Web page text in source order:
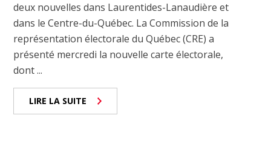
deux nouvelles dans Laurentides-Lanaudière et
dans le Centre-du-Québec. La Commission de la
représentation électorale du Québec (CRE) a
présenté mercredi la nouvelle carte électorale,
dont ...
LIRE LA SUITE